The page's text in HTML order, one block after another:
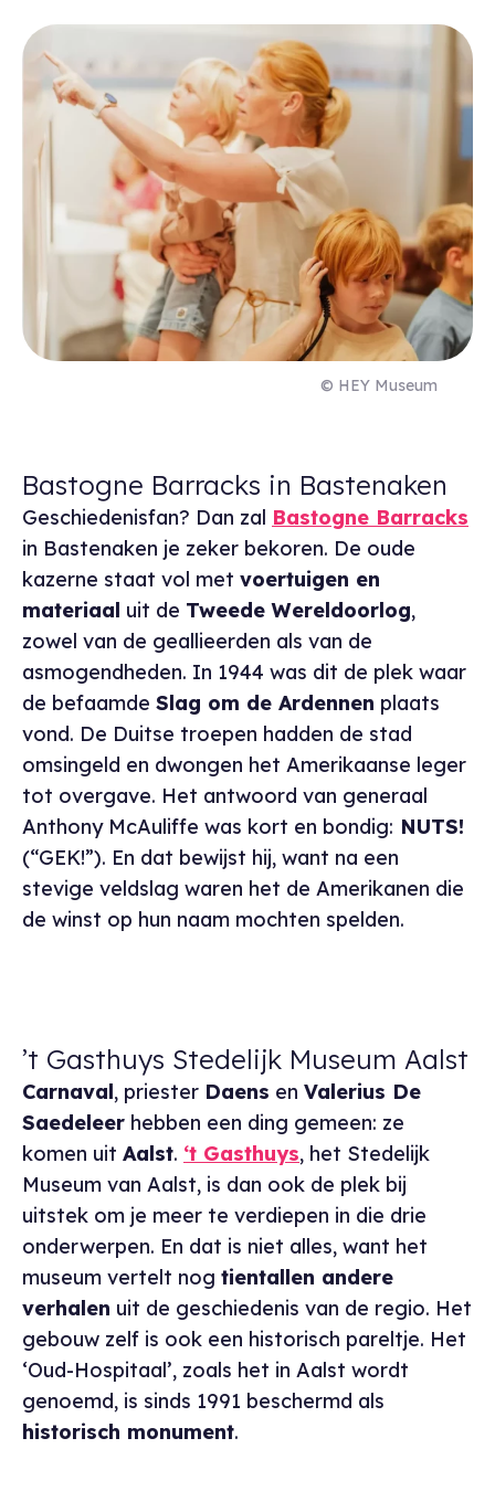
© HEY Museum
Bastogne Barracks in Bastenaken
Geschiedenisfan? Dan zal Bastogne Barracks
in Bastenaken je zeker bekoren. De oude
kazerne staat vol met voertuigen en
materiaal uit de Tweede Wereldoorlog,
zowel van de geallieerden als van de
asmogendheden. In 1944 was dit de plek waar
de befaamde Slag om de Ardennen plaats
vond. De Duitse troepen hadden de stad
omsingeld en dwongen het Amerikaanse leger
tot overgave. Het antwoord van generaal
Anthony McAuliffe was kort en bondig: NUTS!
(“GEK!”). En dat bewijst hij, want na een
stevige veldslag waren het de Amerikanen die
de winst op hun naam mochten spelden.
’t Gasthuys Stedelijk Museum Aalst
Carnaval, priester Daens en Valerius De
Saedeleer hebben een ding gemeen: ze
komen uit Aalst. ‘t Gasthuys, het Stedelijk
Museum van Aalst, is dan ook de plek bij
uitstek om je meer te verdiepen in die drie
onderwerpen. En dat is niet alles, want het
museum vertelt nog tientallen andere
verhalen uit de geschiedenis van de regio. Het
gebouw zelf is ook een historisch pareltje. Het
‘Oud-Hospitaal’, zoals het in Aalst wordt
genoemd, is sinds 1991 beschermd als
historisch monument.